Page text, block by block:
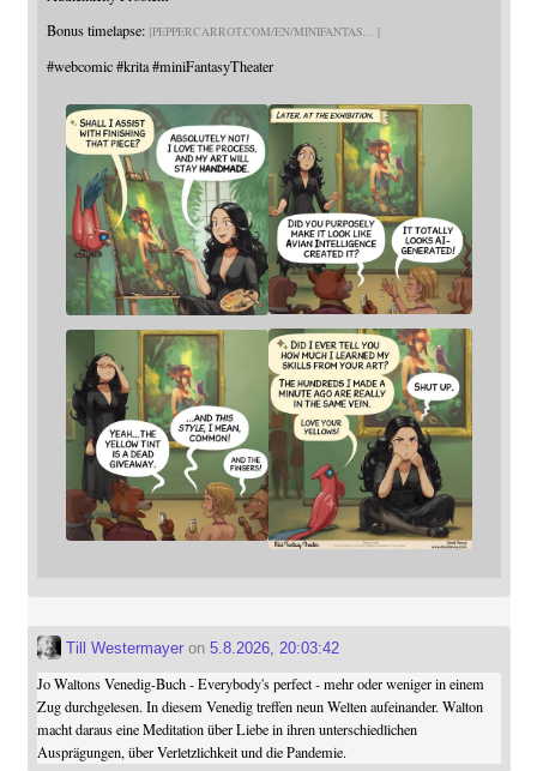
Bonus timelapse: PEPPERCARROT.COM/EN/MINIFANTAS
#webcomic #krita #miniFantasyTheater
Till Westermayeron 5.8.2026, 20:03:42
Jo Waltons Venedig-Buch - Everybody's perfect - mehr oder weniger in einem
Zug durchgelesen. In diesem Venedig treffen neun Welten aufeinander. Walton
macht daraus eine Meditation über Liebe in ihren unterschiedlichen
Ausprägungen, über Verletzlichkeit und die Pandemie.